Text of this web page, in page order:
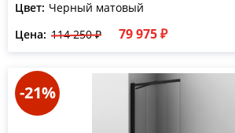
Цвет: Черный матовый
Цена: 114 250 ₽ 79 975 ₽
-21%